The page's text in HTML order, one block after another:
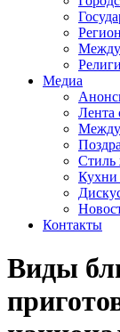
Медиа
Лента
Кухни
Контакты
Виды